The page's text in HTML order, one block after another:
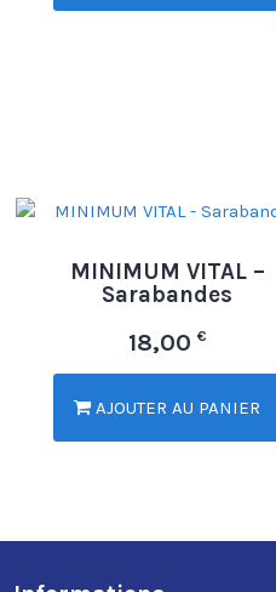
MINIMUM VITAL –
Sarabandes
18,00 €
AJOUTER AU PANIER